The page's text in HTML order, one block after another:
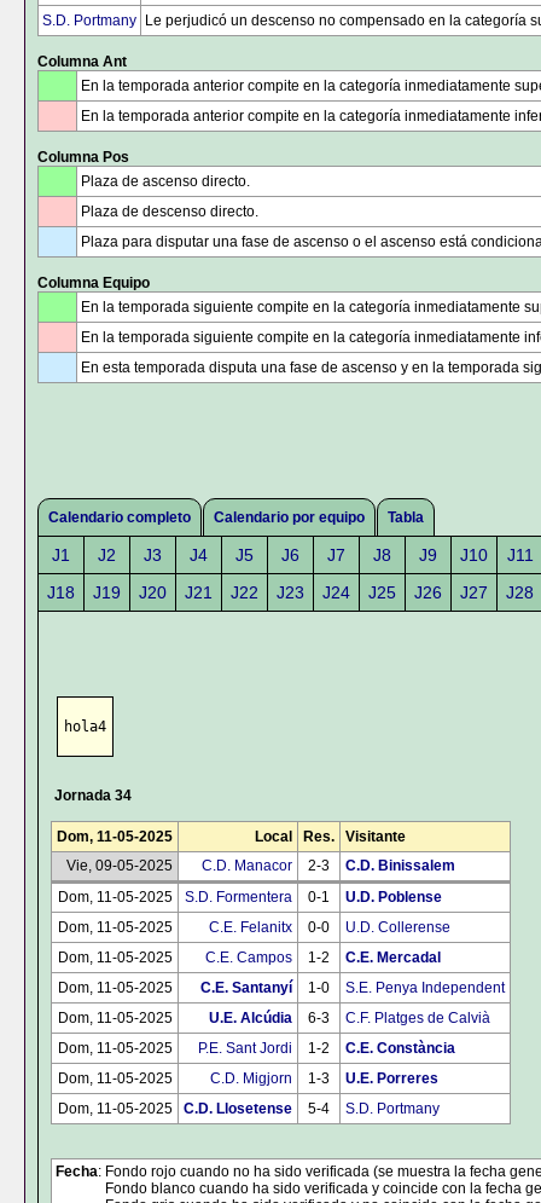
S.D. Portmany
Le perjudicó un descenso no compensado en la categoría
Columna Ant
En la temporada anterior compite en la categoría inmediatamente
En la temporada anterior compite en la categoría inmediatamente
Columna Pos
Plaza de ascenso directo.
Plaza de descenso directo.
Plaza para disputar una fase de ascenso o el ascenso está
Columna Equipo
En la temporada siguiente compite en la categoría inmediatamente
En la temporada siguiente compite en la categoría inmediatamente
En esta temporada disputa una fase de ascenso y en la temporada
Calendario completo Calendario por equipo Tabla
J1 J2 J3 J4 J5 J6 J7 J8 J9 J10
J11
J18
J19 J20 J21 J22 J23 J24 J25 J26 J27 J28
hola4
Jornada 34
Dom, 11-05-2025 Local Res.
Visitante
Vie, 09-05-2025
C.D. Manacor 2-3
C.D. Binissalem
Dom, 11-05-2025
S.D. Formentera 0-1
U.D. Poblense
Dom, 11-05-2025
C.E. Felanitx 0-0
U.D. Collerense
Dom, 11-05-2025
C.E. Campos 1-2
C.E. Mercadal
Dom, 11-05-2025
C.E. Santanyí 1-0
S.E. Penya Independent
Dom, 11-05-2025
U.E. Alcúdia 6-3
C.F. Platges de Calvià
Dom, 11-05-2025
P.E. Sant Jordi 1-2
C.E. Constància
Dom, 11-05-2025
C.D. Migjorn 1-3
U.E. Porreres
Dom, 11-05-2025
C.D. Llosetense 5-4 S.D. Portmany
Fecha: Fondo rojo cuando no ha sido verificada (se muestra la fecha
Fondo blanco cuando ha sido verificada y coincide con la fecha